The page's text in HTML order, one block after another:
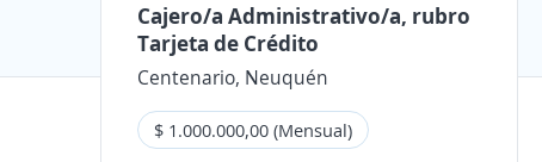
Cajero/a Administrativo/a, rubro
Tarjeta de Crédito
Centenario, Neuquén
$ 1.000.000,00 (Mensual)